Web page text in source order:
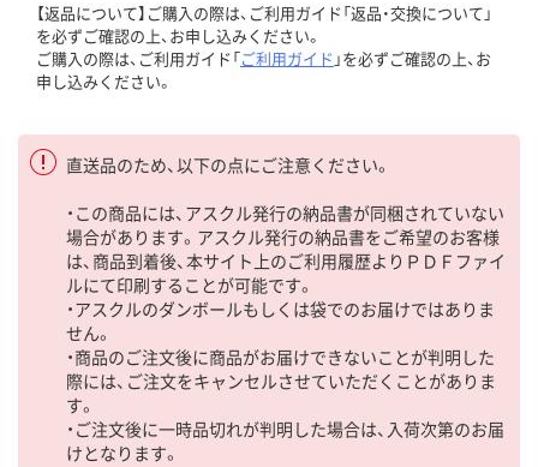
【返品について】ご購入の際は、ご利用ガイド「返品・交換について」
を必ずご確認の上、お申し込みください。
ご購入の際は、ご利用ガイド「ご利用ガイド 」を必ずご確認の上、お
申し込みください。
直送品のため、以下の点にご注意ください。
・この商品には、アスクル発行の納品書が同梱されていない
場合があります。アスクル発行の納品書をご希望のお客様
は、商品到着後、本サイト上のご利用履歴よりＰＤＦファイ
ルにて印刷することが可能です。
・アスクルのダンボールもしくは袋でのお届けではありま
せん。
・商品のご注文後に商品がお届けできないことが判明した
際には、ご注文をキャンセルさせていただくことがありま
す。
・ご注文後に一時品切れが判明した場合は、入荷次第のお届
けとなります。